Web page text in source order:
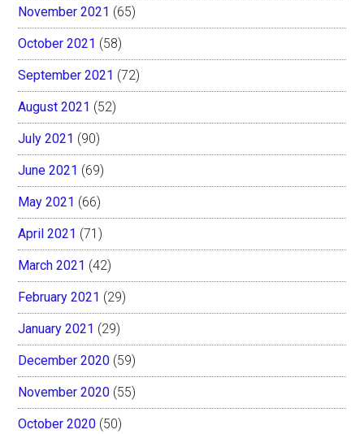
November 2021 (65)
October 2021 (58)
September 2021 (72)
August 2021 (52)
July 2021 (90)
June 2021 (69)
May 2021 (66)
April 2021 (71)
March 2021 (42)
February 2021 (29)
January 2021 (29)
December 2020 (59)
November 2020 (55)
October 2020 (50)